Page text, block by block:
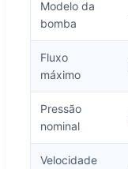
Modelo da
bomba
Fluxo
máximo
Pressão
nominal
Velocidade